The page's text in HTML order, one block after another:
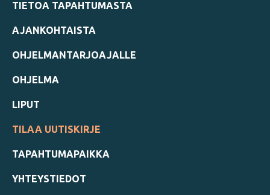
TIETOA TAPAHTUMASTA
AJANKOHTAISTA
OHJELMANTARJOAJALLE
OHJELMA
LIPUT
TILAA UUTISKIRJE
TAPAHTUMAPAIKKA
YHTEYSTIEDOT